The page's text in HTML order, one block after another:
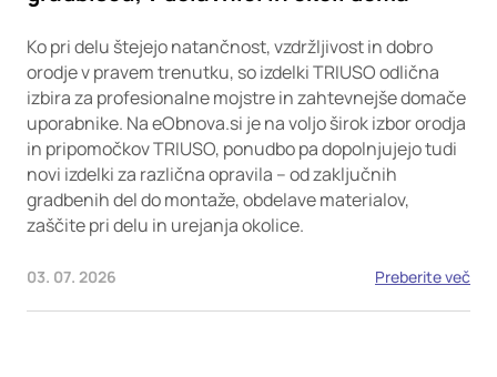
Ko pri delu štejejo natančnost, vzdržljivost in dobro
orodje v pravem trenutku, so izdelki TRIUSO odlična
izbira za profesionalne mojstre in zahtevnejše domače
uporabnike. Na eObnova.si je na voljo širok izbor orodja
in pripomočkov TRIUSO, ponudbo pa dopolnjujejo tudi
novi izdelki za različna opravila – od zaključnih
gradbenih del do montaže, obdelave materialov,
zaščite pri delu in urejanja okolice.
03. 07. 2026 Preberite več